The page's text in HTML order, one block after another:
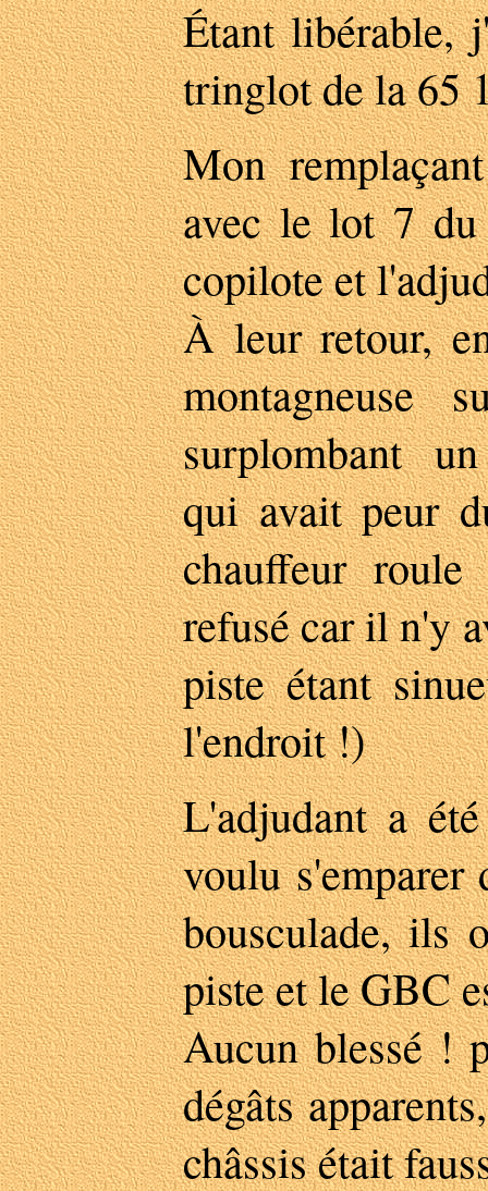
Étant libérable,
tringlot de la 65
Mon
avec le lot 7 du
copilote et
À leur retour,
montagneuse
surplombant
qui avait peur
chauffeur
refusé car il n'y
piste étant
l'endroit !)
L'adjudant a
voulu s'emparer
bousculade, ils
piste et le GBC
Aucun blessé !
dégâts
châssis était